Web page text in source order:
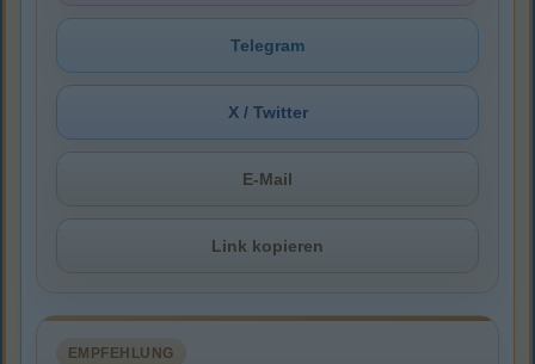
Telegram
X / Twitter
E-Mail
Link kopieren
EMPFEHLUNG